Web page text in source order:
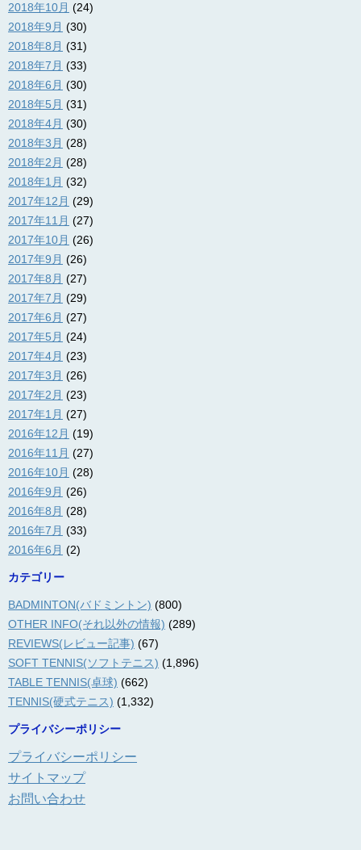
2018年10月 (24)
2018年9月 (30)
2018年8月 (31)
2018年7月 (33)
2018年6月 (30)
2018年5月 (31)
2018年4月 (30)
2018年3月 (28)
2018年2月 (28)
2018年1月 (32)
2017年12月 (29)
2017年11月 (27)
2017年10月 (26)
2017年9月 (26)
2017年8月 (27)
2017年7月 (29)
2017年6月 (27)
2017年5月 (24)
2017年4月 (23)
2017年3月 (26)
2017年2月 (23)
2017年1月 (27)
2016年12月 (19)
2016年11月 (27)
2016年10月 (28)
2016年9月 (26)
2016年8月 (28)
2016年7月 (33)
2016年6月 (2)
カテゴリー
BADMINTON(バドミントン) (800)
OTHER INFO(それ以外の情報) (289)
REVIEWS(レビュー記事) (67)
SOFT TENNIS(ソフトテニス) (1,896)
TABLE TENNIS(卓球) (662)
TENNIS(硬式テニス) (1,332)
プライバシーポリシー
プライバシーポリシー
サイトマップ
お問い合わせ